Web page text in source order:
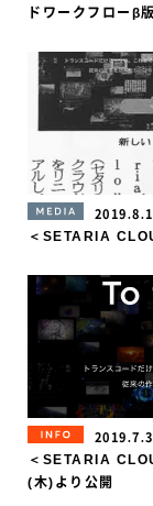
ドワークフローβ
MEDIA
＜SETARIA
＜SETARIA
(木)より公開